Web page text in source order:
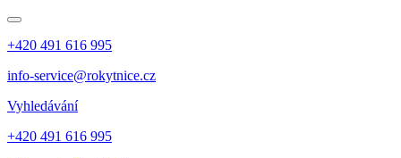
+420 491 616 995
info-service@rokytnice.cz
Vyhledávání
+420 491 616 995